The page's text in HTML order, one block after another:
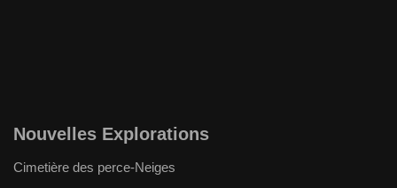
Nouvelles Explorations
Cimetière des perce-Neiges